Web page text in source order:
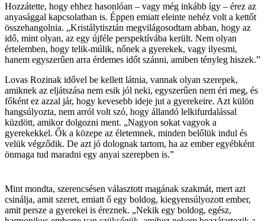
Hozzátette, hogy ehhez hasonlóan – vagy még inkább így – érez az
anyasággal kapcsolatban is. Éppen emiatt eleinte nehéz volt a kettőt
összehangolnia. „Kristálytisztán megvilágosodtam abban, hogy az
idő, mint olyan, az egy újféle perspektívába került. Nem olyan
értelemben, hogy telik-múlik, nőnek a gyerekek, vagy ilyesmi,
hanem egyszerűen arra érdemes időt szánni, amiben tényleg hiszek.”
Lovas Rozinak idővel be kellett látnia, vannak olyan szerepek,
amiknek az eljátszása nem esik jól neki, egyszerűen nem éri meg, és
főként ez azzal jár, hogy kevesebb ideje jut a gyerekeire. Azt külön
hangsúlyozta, nem arról volt szó, hogy állandó lelkifurdalással
küzdött, amikor dolgozni ment. „Nagyon sokat vagyok a
gyerekekkel. Ők a közepe az életemnek, minden belőlük indul és
velük végződik. De azt jó dolognak tartom, ha az ember egyébként
önmaga tud maradni egy anyai szerepben is.”
Mint mondta, szerencsésen választott magának szakmát, mert azt
csinálja, amit szeret, emiatt ő egy boldog, kiegyensúlyozott ember,
amit persze a gyerekei is éreznek. „Nekik egy boldog, egész,